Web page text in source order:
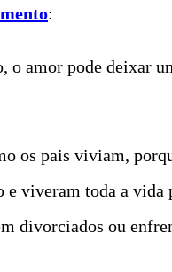
:
amor pode deixar
os pais viviam,
e viveram toda a
divorciados ou